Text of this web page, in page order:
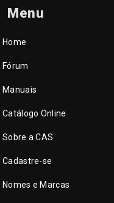
Menu
Home
Fórum
Manuais
Catálogo Online
Sobre a CAS
Cadastre-se
Nomes e Marcas